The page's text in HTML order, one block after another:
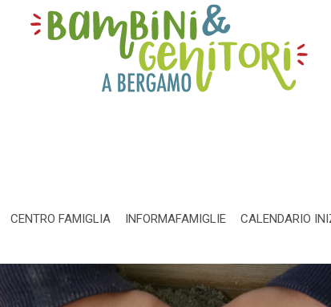
CENTRO FAMIGLIA INFORMAFAMIGLIE CALENDARIO